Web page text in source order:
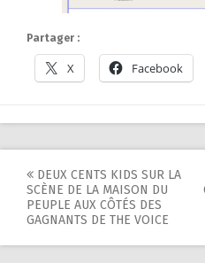
Partager :
X Facebook
Post
navigation
DEUX CENTS KIDS SUR LA
SCÈNE DE LA MAISON DU
PEUPLE AUX CÔTÉS DES
GAGNANTS DE THE VOICE